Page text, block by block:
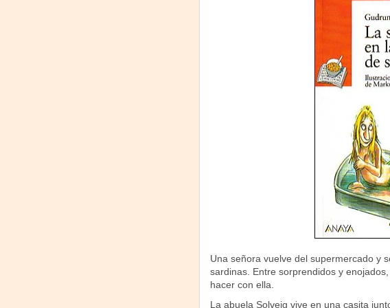
Una señora vuelve del supermercado y
sardinas. Entre sorprendidos y
hacer con ella.
La abuela Solveig vive en una casita